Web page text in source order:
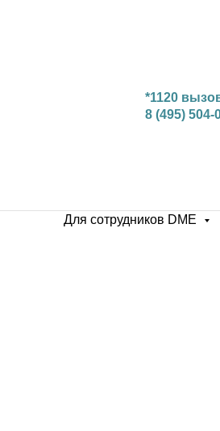
*1120
8 (495) 504-
Для сотрудников DME